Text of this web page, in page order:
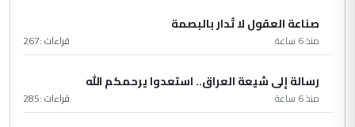
صناعة العقول لا تُدار بالبصمة
منذ 6 ساعة قراءات :267
رسالة إلى شيعة العراق.. استعدوا يرحمكم الله
منذ 6 ساعة قراءات :285